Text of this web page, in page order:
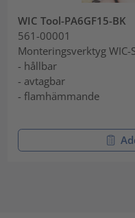
WIC Tool-PA6GF15-BK
561-00001
Monteringsverktyg WIC-
- hållbar
- avtagbar
- flamhämmande